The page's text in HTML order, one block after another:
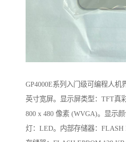
GP4000E系列入门级可编程人机
英寸宽屏。显示屏类型：TFT真
800 x 480 像素 (WVGA)。显示
灯：LED。内部存储器：FLASH